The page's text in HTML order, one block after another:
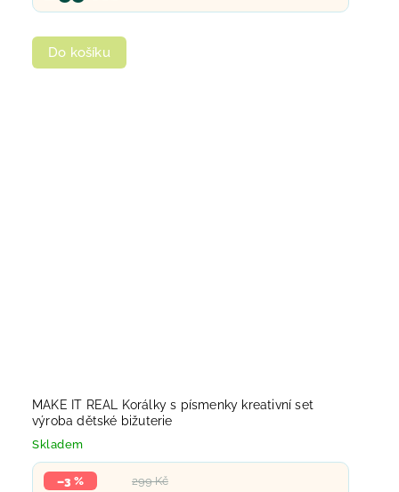
Do košíku
MAKE IT REAL Korálky s písmenky kreativní set
výroba dětské bižuterie
Skladem
299 Kč
–3 %